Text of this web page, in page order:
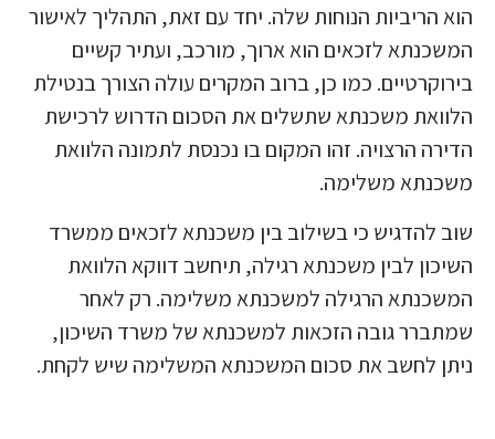
הוא הריביות הנוחות שלה. יחד עם זאת, התהליך לאישור
המשכנתא לזכאים הוא ארוך, מורכב, ועתיר קשיים
בירוקרטיים. כמו כן, ברוב המקרים עולה הצורך בנטילת
הלוואת משכנתא שתשלים את הסכום הדרוש לרכישת
הדירה הרצויה. זהו המקום בו נכנסת לתמונה הלוואת
משכנתא משלימה.
שוב להדגיש כי בשילוב בין משכנתא לזכאים ממשרד
השיכון לבין משכנתא רגילה, תיחשב דווקא הלוואת
המשכנתא הרגילה למשכנתא משלימה. רק לאחר
שמתברר גובה הזכאות למשכנתא של משרד השיכון,
ניתן לחשב את סכום המשכנתא המשלימה שיש לקחת.